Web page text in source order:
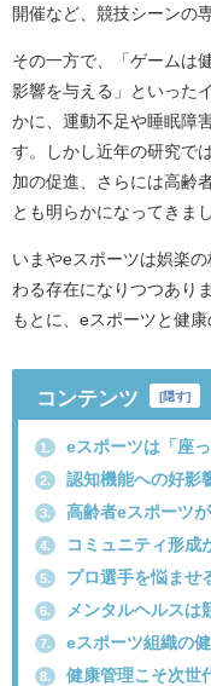
開催など、競技シーンの
その一方で、「ゲームは
影響を与える」といった
かに、運動不足や睡眠障
す。しかし近年の研究で
加の促進、さらには高齢
とも明らかになってきまし
いまやeスポーツは娯楽
わる存在になりつつあり
もとに、eスポーツと健
コンテンツ [隠す]
1. eスポーツは「座
2. 認知機能への好
3. 高齢者eスポーツ
4. コミュニティ形成
5. プロ選手を悩ませ
6. メンタルヘルスは
7. eスポーツ組織の
8. 健康管理こそ次世